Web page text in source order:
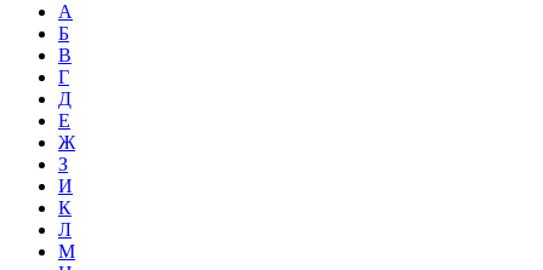
А
Б
В
Г
Д
Е
Ж
З
И
К
Л
М